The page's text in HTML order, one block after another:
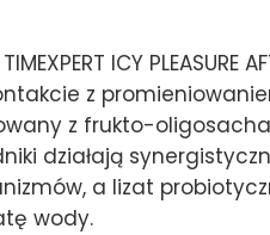
ICY PLEASURE
z
z frukto-
działają
a lizat
wody.